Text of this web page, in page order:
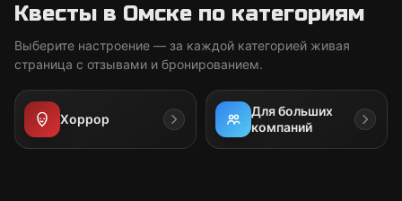
Квесты в Омске по категориям
Выберите настроение — за каждой категорией живая
страница с отзывами и бронированием.
Хоррор
Для больших
компаний